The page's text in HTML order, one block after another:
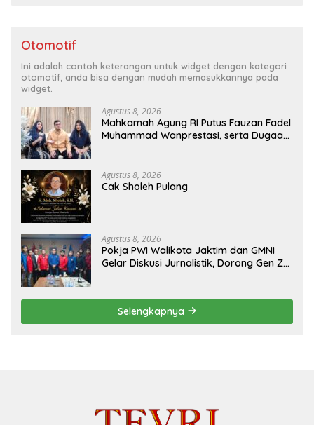
Otomotif
Ini adalah contoh keterangan untuk widget dengan kategori
otomotif, anda bisa dengan mudah memasukkannya pada
widget.
Agustus 8, 2026
Mahkamah Agung RI Putus Fauzan Fadel
Muhammad Wanprestasi, serta Dugaan
Agustus 8, 2026
Cak Sholeh Pulang
Agustus 8, 2026
Pokja PWI Walikota Jaktim dan GMNI
Gelar Diskusi Jurnalistik, Dorong Gen Z
Selengkapnya